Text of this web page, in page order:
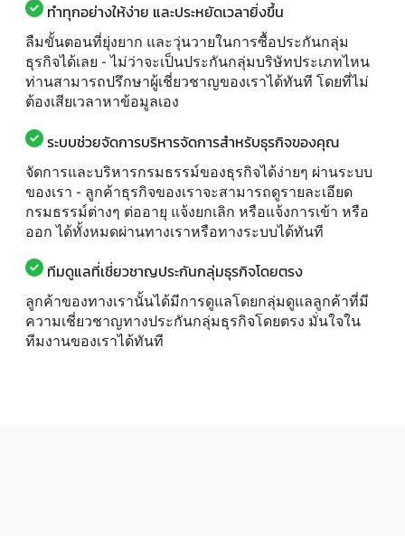
ทำทุกอย่างให้ง่าย และประหยัดเวลายิ่งขึ้น
ลืมขั้นตอนที่ยุ่งยาก และวุ่นวายในการซื้อประกันกลุ่ม
ธุรกิจได้เลย - ไม่ว่าจะเป็นประกันกลุ่มบริษัทประเภทไหน
ท่านสามารถปรึกษาผู้เชี่ยวชาญของเราได้ทันที โดยที่ไม่
ต้องเสียเวลาหาข้อมูลเอง
ระบบช่วยจัดการบริหารจัดการสำหรับธุรกิจของคุณ
จัดการและบริหารกรมธรรม์ของธุรกิจได้ง่ายๆ ผ่านระบบ
ของเรา - ลูกค้าธุรกิจของเราจะสามารถดูรายละเอียด
กรมธรรม์ต่างๆ ต่ออายุ แจ้งยกเลิก หรือแจ้งการเข้า หรือ
ออก ได้ทั้งหมดผ่านทางเราหรือทางระบบได้ทันที
ทีมดูแลที่เชี่ยวชาญประกันกลุ่มธุรกิจโดยตรง
ลูกค้าของทางเรานั้นได้มีการดูแลโดยกลุ่มดูแลลูกค้าที่มี
ความเชี่ยวชาญทางประกันกลุ่มธุรกิจโดยตรง มั่นใจใน
ทีมงานของเราได้ทันที